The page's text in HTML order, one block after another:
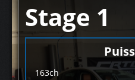
Stage 1
163ch